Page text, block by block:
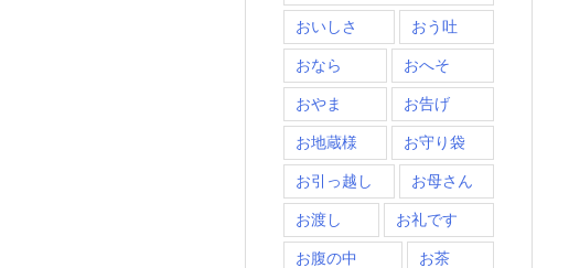
おいしさ おう吐
おなら おへそ
おやま お告げ
お地蔵様 お守り袋
お引っ越し お母さん
お渡し お礼です
お腹の中 お茶